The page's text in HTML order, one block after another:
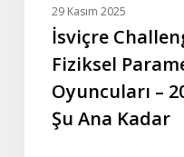
Sezonunda
Kadar
29 Kasım 2025
İsviçre
Fiziksel
Oyuncuları –
Şu Ana Kadar